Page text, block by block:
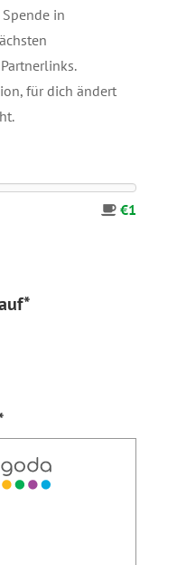
in
Partnerlinks.
für dich ändert
€1